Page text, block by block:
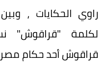
راوي الحكايات ،
لكلمة "قراقوش"
قراقوش أحد حكام